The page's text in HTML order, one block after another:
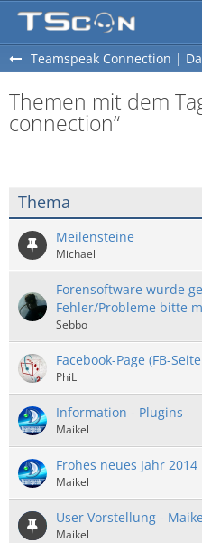
Teamspeak Connection |
Themen mit dem
connection“
Thema
Meilensteine
Michael
Forensoftware wurde
Fehler/Probleme bitte
Sebbo
Facebook-Page (FB-
PhiL
Information - Plugins
Maikel
Frohes neues Jahr 2014
Maikel
User Vorstellung -
Maikel